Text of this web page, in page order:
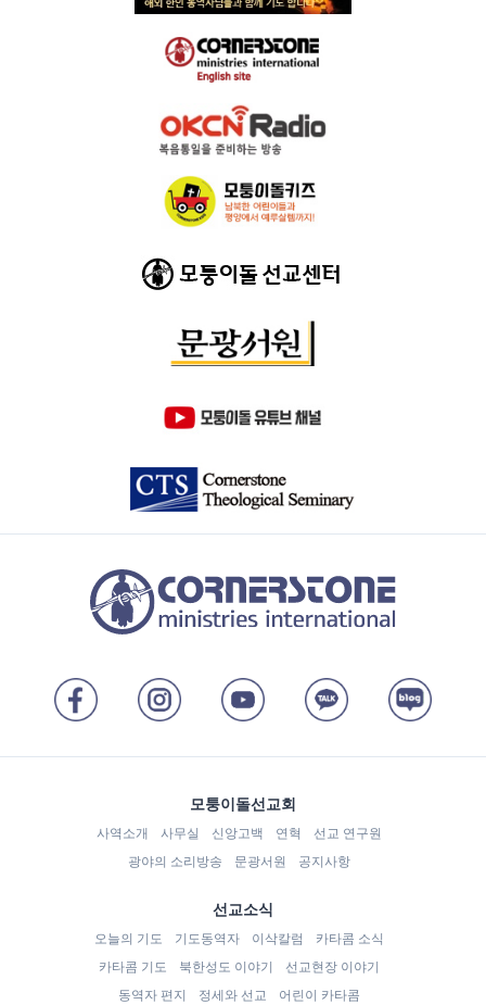
모퉁이돌선교회
사역소개 사무실 신앙고백 연혁
선교 연구원
광야의 소리방송
문광서원 공지사항
선교소식
오늘의 기도 기도동역자 이삭칼럼
카타콤 소식
카타콤 기도
북한성도 이야기
선교현장 이야기
동역자 편지
정세와 선교 어린이 카타콤